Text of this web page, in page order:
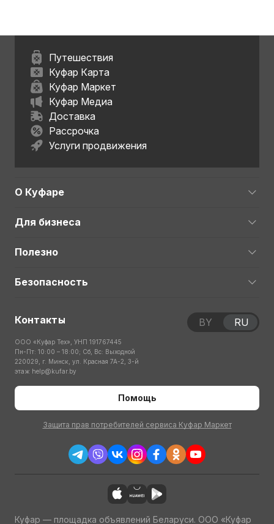
Путешествия
Куфар Карта
Куфар Маркет
Куфар Медиа
Доставка
Рассрочка
Услуги продвижения
О Куфаре
Для бизнеса
Полезно
Безопасность
Контакты
ООО «Куфар Тех», УНП 191767445
Пн-Пт: 10:00 – 18:00; Сб, Вс: Выходной
220029, г. Минск, ул. Красная 7А-2, 3-й
этаж help@kufar.by
Помощь
Защита прав потребителей сервиса Куфар Маркет
BY RU
Куфар — площадка объявлений Беларуси. ООО «Куфар